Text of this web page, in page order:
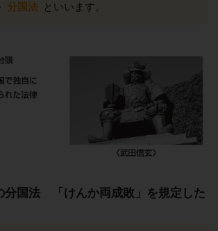
分国法 といいます。
分国法 「けんか両成敗」を規定した